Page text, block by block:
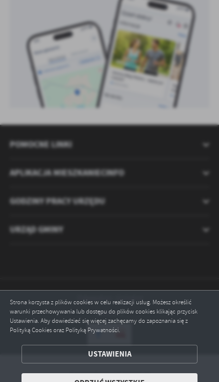
Strona korzysta z plików cookies w celu realizacji usług. Możesz określić
warunki przechowywania lub dostępu do plików cookies klikając przycisk
Ustawienia. Aby dowiedzieć się więcej zachęcamy do zapoznania się z
Polityką Cookies oraz Polityką Prywatności.
USTAWIENIA
ODRZUĆ WSZYSTKIE
POMOCNE LINKI
APLIKACJA MIESZKANIECINFO
GODZINY PRACY URZĘDU
URZĄD GMINY
Odwiedzin: 2121414
Online: 2
Copyright by ryczywol.pl